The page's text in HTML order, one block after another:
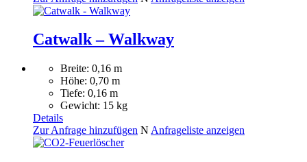
Catwalk – Walkway
Breite: 0,16 m
Höhe: 0,70 m
Tiefe: 0,16 m
Gewicht: 15 kg
Details
Zur Anfrage hinzufügen N Anfrageliste anzeigen